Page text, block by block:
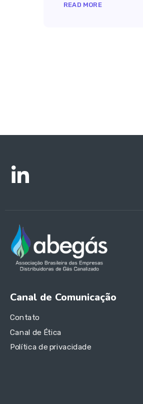
READ MORE
Canal de Comunicação
Contato
Canal de Ética
Política de privacidade